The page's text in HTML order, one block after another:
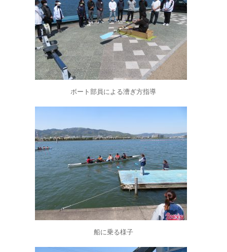
ボート部員による漕ぎ方指導
船に乗る様子